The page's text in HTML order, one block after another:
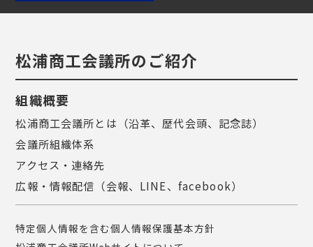
松浦商工会議所のご紹介
組織概要
松浦商工会議所とは（沿革、歴代会頭、記念誌）
会議所組織体系
アクセス・連絡先
広報・情報配信（会報、LINE、facebook）
特定個人情報を含む個人情報保護基本方針